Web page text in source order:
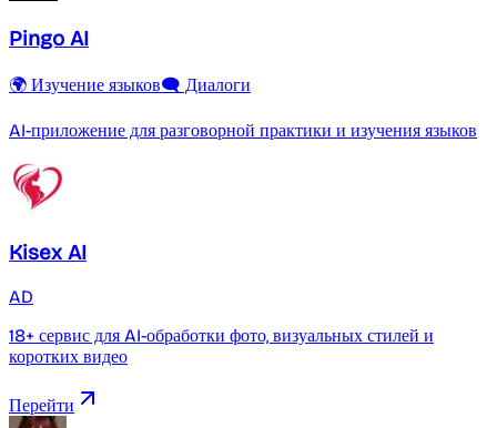
Pingo AI
🌍 Изучение языков🗨️ Диалоги
AI-приложение для разговорной практики и изучения языков
Kisex AI
AD
18+ сервис для AI-обработки фото, визуальных стилей и
коротких видео
Перейти